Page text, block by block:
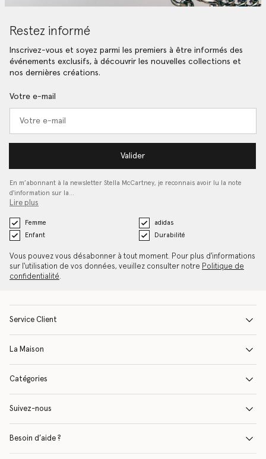
Restez informé
Inscrivez-vous et soyez parmi les premiers à être informés des
événements exclusifs, à découvrir les nouvelles collections et
nos dernières créations.
Votre e-mail
Valider
En m’abonnant à la newsletter Stella McCartney, je reconnais avoir lu la note
d'information sur la…
Lire plus
Femme
adidas
Enfant
Durabilité
Vous pouvez vous désabonner à tout moment. Pour plus d'informations
sur l'utilisation de vos données, veuillez consulter notre Politique de
confidentialité.
Service Client
La Maison
Catégories
Suivez-nous
Besoin d’aide ?